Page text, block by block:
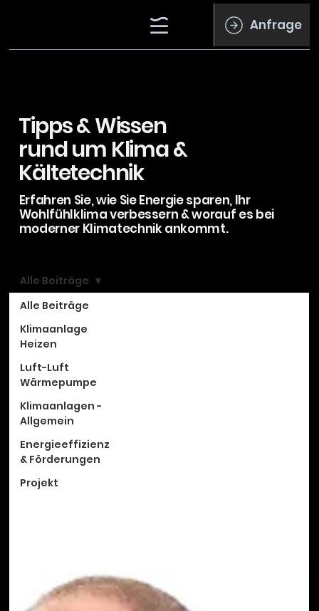
Anfrage
Tipps & Wissen
rund um Klima &
Kältetechnik
Erfahren Sie, wie Sie Energie sparen, Ihr
Wohlfühlklima verbessern & worauf es bei
moderner Klimatechnik ankommt.
Alle Beiträge
Klimaanlage
Heizen
Luft-Luft
Wärmepumpe
Klimaanlagen -
Allgemein
Energieeffizienz
& Förderungen
Projekt
Alle Beiträge